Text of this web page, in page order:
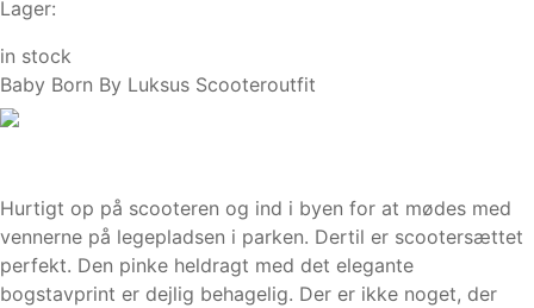
Lager:
in stock
Baby Born By Luksus Scooteroutfit
Hurtigt op på scooteren og ind i byen for at mødes med
vennerne på legepladsen i parken. Dertil er scootersættet
perfekt. Den pinke heldragt med det elegante
bogstavprint er dejlig behagelig. Der er ikke noget, der